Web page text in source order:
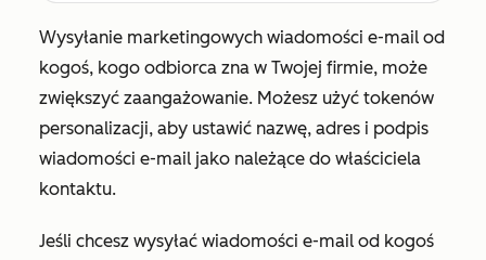
Wysyłanie marketingowych wiadomości e-mail od
kogoś, kogo odbiorca zna w Twojej firmie, może
zwiększyć zaangażowanie. Możesz użyć tokenów
personalizacji, aby ustawić nazwę, adres i podpis
wiadomości e-mail jako należące do właściciela
kontaktu.
Jeśli chcesz wysyłać wiadomości e-mail od kogoś